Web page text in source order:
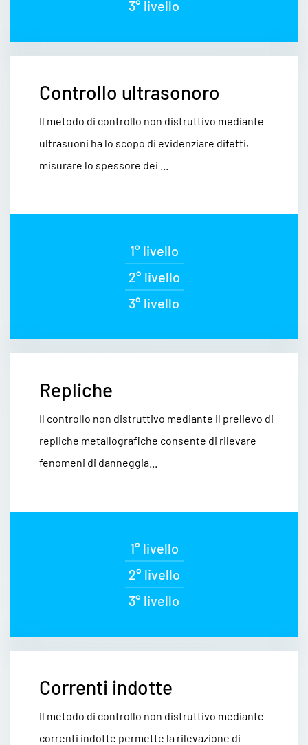
3° livello
Controllo ultrasonoro
Il metodo di controllo non distruttivo mediante
ultrasuoni ha lo scopo di evidenziare difetti,
misurare lo spessore dei ...
1° livello
2° livello
3° livello
Repliche
Il controllo non distruttivo mediante il prelievo di
repliche metallografiche consente di rilevare
fenomeni di danneggia...
1° livello
2° livello
3° livello
Correnti indotte
Il metodo di controllo non distruttivo mediante
correnti indotte permette la rilevazione di